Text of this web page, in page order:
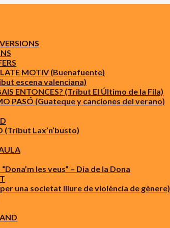
MOTIV (Buenafuente)
escena valenciana)
ENTONCES? (Tribut El Último de la Fila)
PASÓ (Guateque y canciones del verano)
(Tribut Lax’n’busto)
les veus” – Dia de la Dona
una societat lliure de violència de gènere)